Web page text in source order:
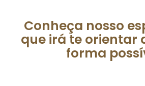
Conheça nosso
que irá te orientar
forma